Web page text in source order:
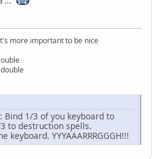
more important to be nice
Bind 1/3 of you keyboard to
to destruction spells.
keyboard. YYYAAARRRGGGH!!!